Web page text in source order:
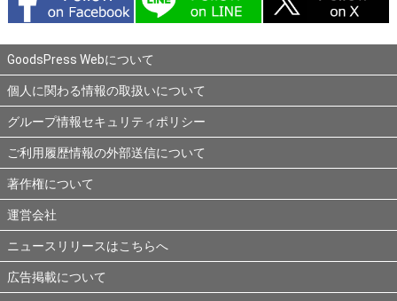
GoodsPress Webについて
個人に関わる情報の取扱いについて
グループ情報セキュリティポリシー
ご利用履歴情報の外部送信について
著作権について
運営会社
ニュースリリースはこちらへ
広告掲載について